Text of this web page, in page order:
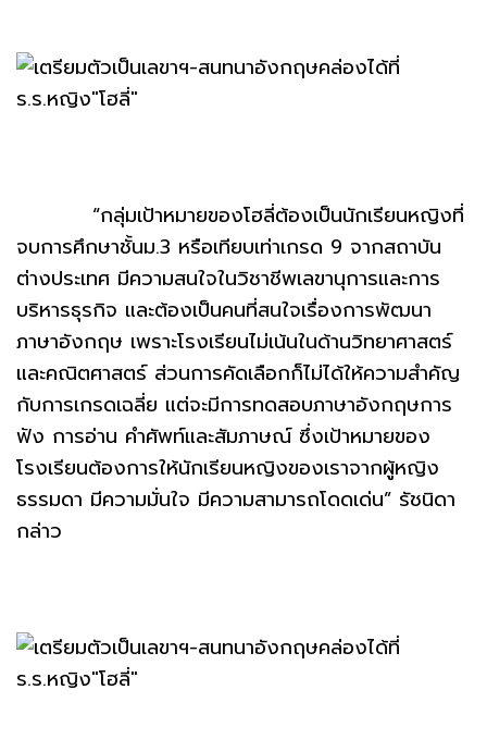
“กลุ่มเป้าหมายของโฮลี่ต้องเป็นนักเรียนหญิงที่
จบการศึกษาชั้นม.3 หรือเทียบเท่าเกรด 9 จากสถาบัน
ต่างประเทศ มีความสนใจในวิชาชีพเลขานุการและการ
บริหารธุรกิจ และต้องเป็นคนที่สนใจเรื่องการพัฒนา
ภาษาอังกฤษ เพราะโรงเรียนไม่เน้นในด้านวิทยาศาสตร์
และคณิตศาสตร์ ส่วนการคัดเลือกก็ไม่ได้ให้ความสำคัญ
กับการเกรดเฉลี่ย แต่จะมีการทดสอบภาษาอังกฤษการ
ฟัง การอ่าน คำศัพท์และสัมภาษณ์ ซึ่งเป้าหมายของ
โรงเรียนต้องการให้นักเรียนหญิงของเราจากผู้หญิง
ธรรมดา มีความมั่นใจ มีความสามารถโดดเด่น” รัชนิดา
กล่าว